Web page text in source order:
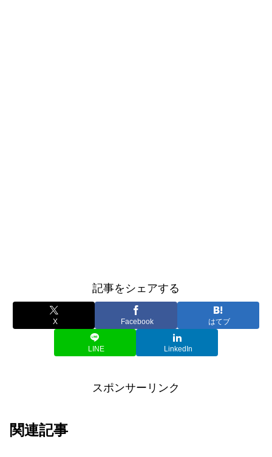
記事をシェアする
X Facebook はてブ
LINE LinkedIn
スポンサーリンク
関連記事